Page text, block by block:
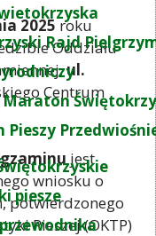
Rajd
Pieszy
piesze
2025roku
Oddziału
ul.
Centrum
jest
wniosku o
potwierdzonego
Pieszej (OKTP)